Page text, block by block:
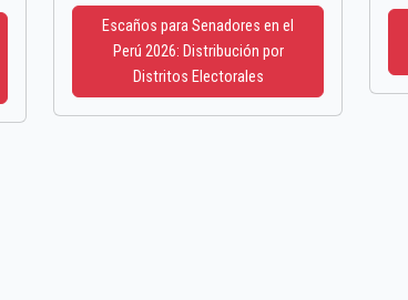
Escaños para Senadores en el
Perú 2026: Distribución por
Distritos Electorales